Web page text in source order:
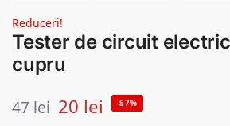
Reduceri!
Tester de circuit
cupru
47lei 20 lei -57%